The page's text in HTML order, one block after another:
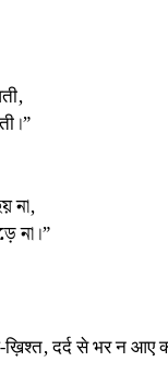
না,
না।”
दर्द से भर न आए